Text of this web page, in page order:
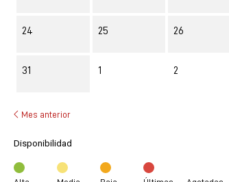
24 25 26
31 1 2
Mes anterior
Disponibilidad